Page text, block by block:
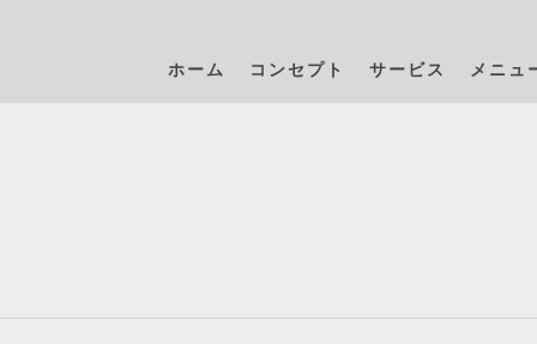
ホーム コンセプト サービス メニュ